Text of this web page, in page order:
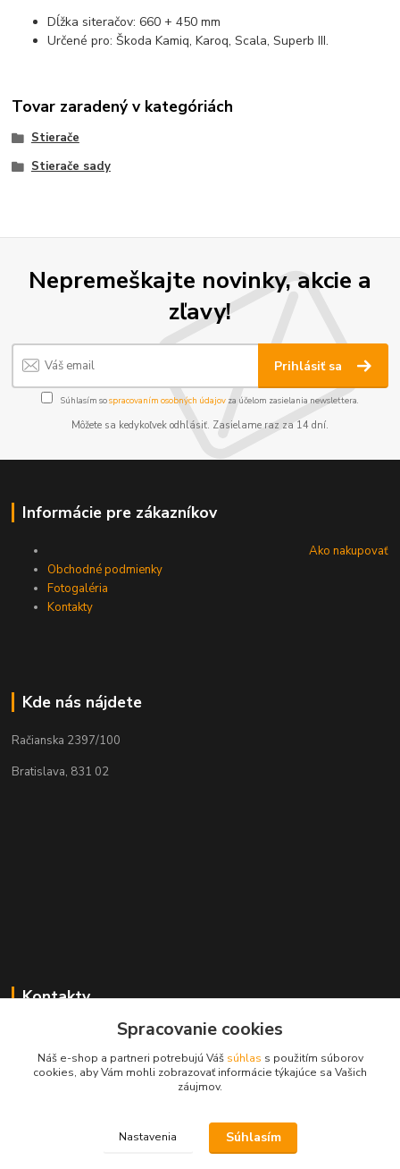
Dĺžka siteračov: 660 + 450 mm
Určené pro: Škoda Kamiq, Karoq, Scala, Superb III.
Tovar zaradený v kategóriách
Stierače
Stierače sady
Nepremeškajte novinky, akcie a
zľavy!
Prihlásiť sa
Súhlasím sospracovaním osobných údajov za účelom zasielania newslettera.
Môžete sa kedykoľvek odhlásiť. Zasielame raz za 14 dní.
Informácie pre zákazníkov
Ako nakupovať
Obchodné podmienky
Fotogaléria
Kontakty
Kde nás nájdete
Račianska 2397/100
Bratislava, 831 02
Kontakty
Zákaznícka podpora MADPARTS
+421 903 566 139
(Po-Pia, 8-17 hod.), (So 8-11 hod.)
Spracovanie cookies
Náš e-shop a partneri potrebujú Váš súhlas s použitím súborov
cookies, aby Vám mohli zobrazovať informácie týkajúce sa Vašich
záujmov.
Nastavenia Súhlasím